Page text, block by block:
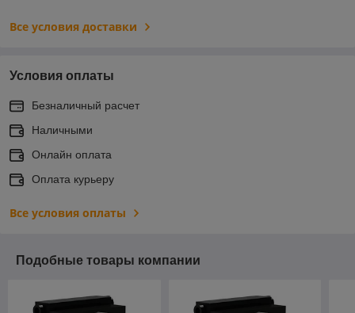
Все условия доставки
Условия оплаты
Безналичный расчет
Наличными
Онлайн оплата
Оплата курьеру
Все условия оплаты
Подобные товары компании